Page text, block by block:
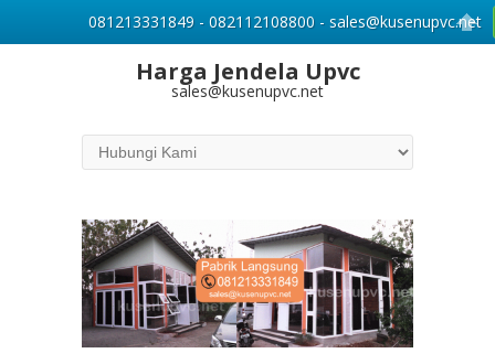
Harga Jendela Upvc
sales@kusenupvc.net
081213331849 - 082112108800 - sales@kusenupvc.net